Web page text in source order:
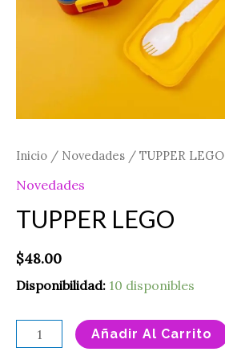
Inicio / Novedades / TUPPER LEGO
Novedades
TUPPER LEGO
$48.00
Disponibilidad: 10 disponibles
Añadir Al Carrito